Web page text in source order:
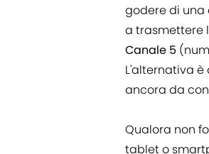
godere di
a trasmettere
Canale 5
L'alternativa è
ancora da
Qualora non
tablet o